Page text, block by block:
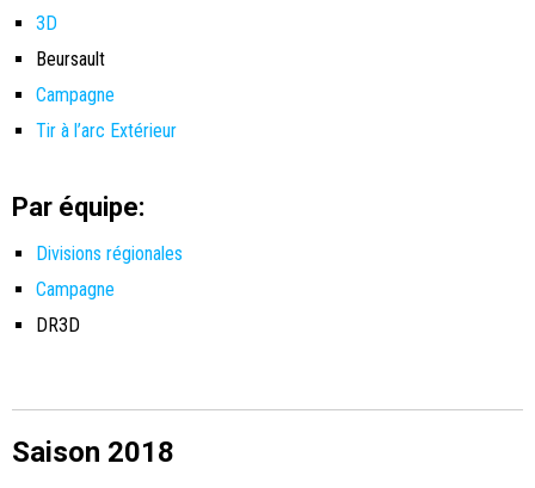
3D
Beursault
Campagne
Tir à l’arc Extérieur
Par équipe:
Divisions régionales
Campagne
DR3D
Saison 2018